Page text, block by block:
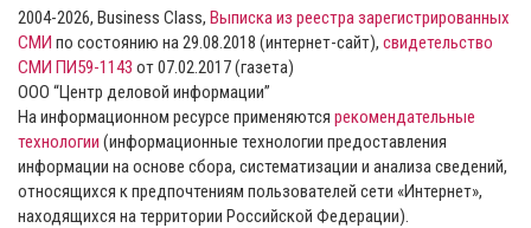
2004-2026, Business Class, Выписка из реестра зарегистрированных
СМИ по состоянию на 29.08.2018 (интернет-сайт), свидетельство
СМИ ПИ59-1143 от 07.02.2017 (газета)
ООО “Центр деловой информации”
На информационном ресурсе применяются рекомендательные
технологии (информационные технологии предоставления
информации на основе сбора, систематизации и анализа сведений,
относящихся к предпочтениям пользователей сети «Интернет»,
находящихся на территории Российской Федерации).